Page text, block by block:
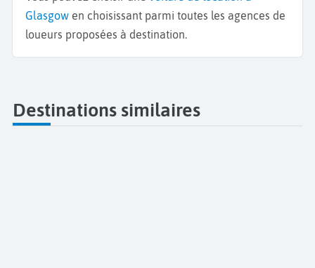
Glasgow en choisissant parmi toutes les agences de
loueurs proposées à destination.
Destinations similaires